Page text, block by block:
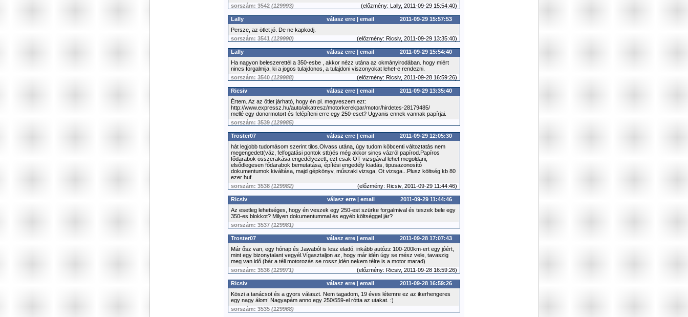
sorszám: 3542 (129993) (előzmény: Lally, 2011-09-29 15:54:40)
Lally válasz erre | email
2011-09-29 15:57:53
Persze, az ötlet jó. De ne kapkodj.
sorszám: 3541 (129990) (előzmény: Ricsiv, 2011-09-29 13:35:40)
Lally válasz erre | email
2011-09-29 15:54:40
Ha nagyon beleszerettél a 350-esbe , akkor nézz utána az okmányirodában. hogy miért
nincs forgalmija, ki a jogos tulajdonos, a tulajdoni viszonyokat lehet-e rendezni.
sorszám: 3540 (129988) (előzmény: Ricsiv, 2011-09-28 16:59:26)
Ricsiv válasz erre | email
2011-09-29 13:35:40
Értem. Az az ötlet járható, hogy én pl. megveszem ezt:
http://www.expressz.hu/auto/alkatresz/motorkerekpar/motor/hirdetes-28179485/
mellé egy donormotort és felépíteni erre egy 250-eset? Ugyanis ennek vannak papírjai.
sorszám: 3539 (129985)
Troster07 válasz erre | email
2011-09-29 12:05:30
hát legjobb tudomásom szerint tilos.Olvass utána, úgy tudom köbcenti változtatás nem
megengedett(váz, felfogatási pontok stb)és még akkor sincs vázról papírod.Papíros
fődarabok összerakása engedélyezett, ezt csak OT vizsgával lehet megoldani,
elsődlegesen fődarabok bemutatása, építési engedély kiadás, tipusazonosító
dokumentumok kiváltása, majd gépkönyv, műszaki vizsga, Ot vizsga...Plusz költség kb 80
ezer huf.
sorszám: 3538 (129982) (előzmény: Ricsiv, 2011-09-29 11:44:46)
Ricsiv válasz erre | email
2011-09-29 11:44:46
Az esetleg lehetséges, hogy én veszek egy 250-est szürke forgalmival és teszek bele egy
350-es blokkot? Milyen dokumentummal és egyéb költséggel jár?
sorszám: 3537 (129981)
Troster07 válasz erre | email
2011-09-28 17:07:43
Már ősz van, egy hónap és Jawaból is lesz eladó, inkább autózz 100-200km-ert egy jóért,
mint egy bizonytalant vegyél.Vígasztaljon az, hogy már idén úgy se mész vele, tavaszig
meg van idő.(bár a téli motorozás se rossz,idén nekem télre is a motor marad)
sorszám: 3536 (129971) (előzmény: Ricsiv, 2011-09-28 16:59:26)
Ricsiv válasz erre | email
2011-09-28 16:59:26
Köszi a tanácsot és a gyors választ. Nem tagadom, 19 éves létemre ez az ikerhengeres
egy nagy álom! Nagyapám anno egy 250/559-el rótta az utakat. :)
sorszám: 3535 (129968)